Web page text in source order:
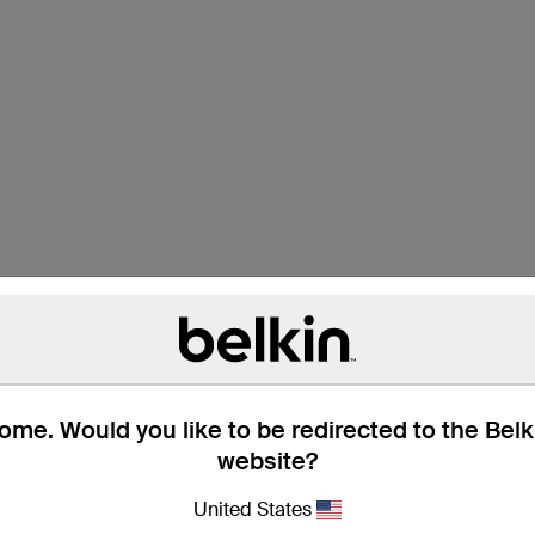
Would you like to be redirected to the
website?
United States